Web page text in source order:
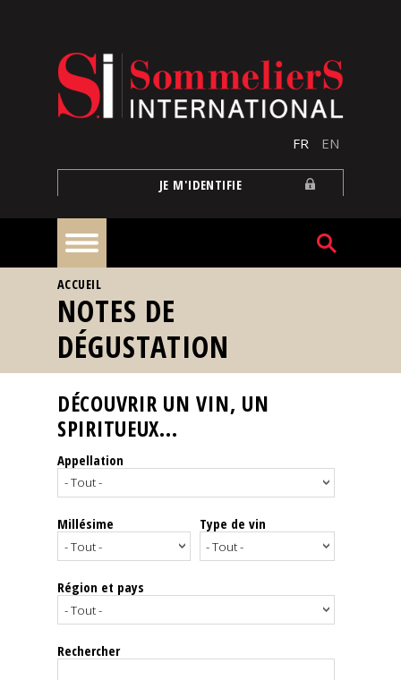
FR EN
JE M'IDENTIFIE
À
la
une
Reportages
Nos
Spiritueux
Notes
dégustation
VOUS ÊTES ICI
ACCUEIL
NOTES DE
DÉGUSTATION
DÉCOUVRIR UN VIN, UN
SPIRITUEUX...
Appellation
Millésime Type de vin
Région et pays
Rechercher